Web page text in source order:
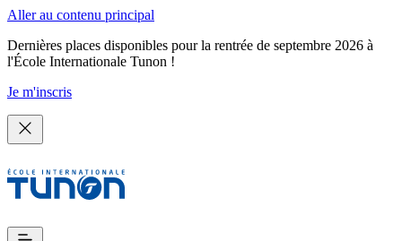
Aller au contenu principal
Dernières places disponibles pour la rentrée de septembre 2026 à
l'École Internationale Tunon !
Je m'inscris